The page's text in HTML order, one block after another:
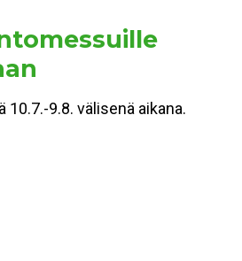
9.8. välisenä aikana.